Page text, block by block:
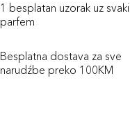
1 besplatan uzorak uz svaki
parfem
Besplatna dostava za sve
narudźbe preko 100KM